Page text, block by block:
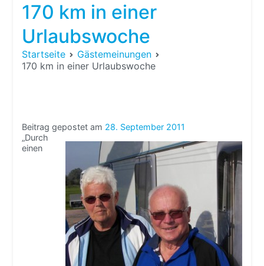
170 km in einer
Urlaubswoche
Startseite
Gästemeinungen
170 km in einer Urlaubswoche
Beitrag gepostet am 28. September 2011
„Durch
einen